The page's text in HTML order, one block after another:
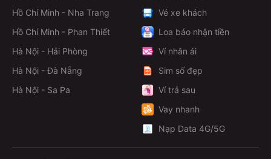
Hồ Chí Minh - Nha Trang
Hồ Chí Minh - Phan Thiết
Hà Nội - Hải Phòng
Hà Nội - Đà Nẵng
Hà Nội - Sa Pa
Vé xe khách
Loa báo nhận tiền
Ví nhân ái
Sim số đẹp
Ví trả sau
Vay nhanh
Nạp Data 4G/5G